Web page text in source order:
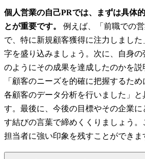
個人営業の自己PRでは、まずは具体
とが重要です。
例えば、「前職での
で、特に新規顧客獲得に注力しまし
字を盛り込みましょう。次に、自身
のようにその成果を達成したのかを説
「顧客のニーズを的確に把握するため
各顧客のデータ分析を行いました」と
す。最後に、今後の目標やその企業
す結びの言葉で締めくくりましょう。
担当者に強い印象を残すことができま